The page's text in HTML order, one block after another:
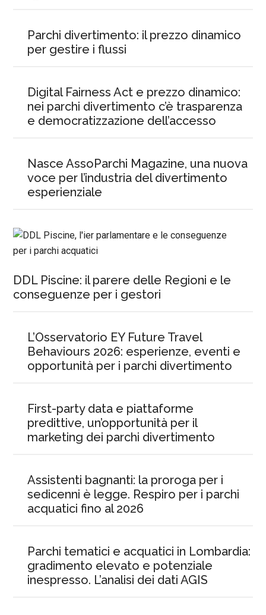
Parchi divertimento: il prezzo dinamico
per gestire i flussi
Digital Fairness Act e prezzo dinamico:
nei parchi divertimento c’è trasparenza
e democratizzazione dell’accesso
Nasce AssoParchi Magazine, una nuova
voce per l’industria del divertimento
esperienziale
DDL Piscine: il parere delle Regioni e le
conseguenze per i gestori
L’Osservatorio EY Future Travel
Behaviours 2026: esperienze, eventi e
opportunità per i parchi divertimento
First-party data e piattaforme
predittive, un’opportunità per il
marketing dei parchi divertimento
Assistenti bagnanti: la proroga per i
sedicenni è legge. Respiro per i parchi
acquatici fino al 2026
Parchi tematici e acquatici in Lombardia:
gradimento elevato e potenziale
inespresso. L’analisi dei dati AGIS